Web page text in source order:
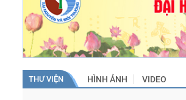
THƯ VIỆN HÌNH ẢNH VIDEO